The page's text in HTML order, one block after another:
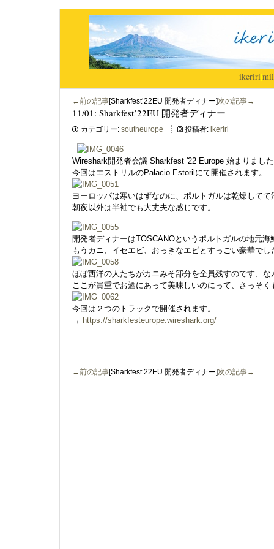
ikeriri|
←前の記事[Sharkfest’22EU 開発者ディナー]次の記事→
11/01: Sharkfest’22EU 開発者ディナー
カテゴリー: southeurope 投稿者: ikeriri
Wireshark開発者会議 Sharkfest '22 Europe 始まりました
今回はエストリルのPalacio Estorilにて開催されます。
ヨーロッパは寒いはずなのに、ポルトガルは乾燥して
朝夜以外は半袖でも大丈夫な感じです。
開発者ディナーはTOSCANOというポルトガルの地元海
もうカニ、イセエビ、おっきなエビとすっごい豪華でし
ほぼ西洋の人たちがカニみそ部分を全員残すのです、な
ここが貴重でお酒にあって美味しいのにって、さっそ
今回は２つのトラックで開催されます。
→ https://sharkfesteurope.wireshark.org/
←前の記事[Sharkfest’22EU 開発者ディナー]次の記事→